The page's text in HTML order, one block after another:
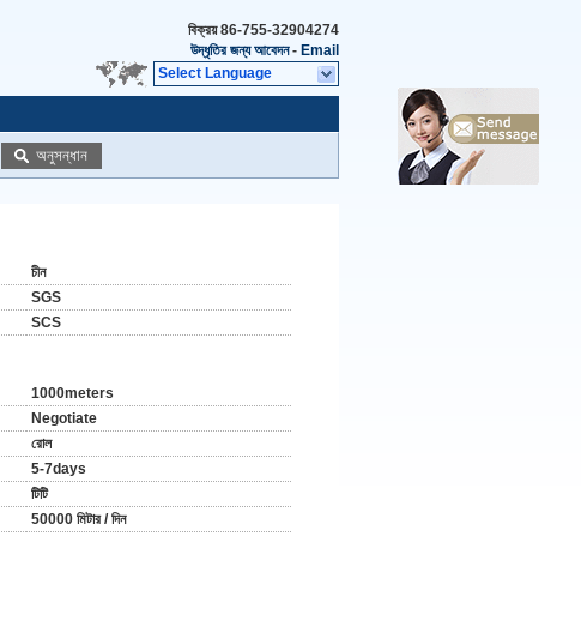
বিক্রয়86-755-32904274
উদ্ধৃতির জন্য আবেদন- Email
Select Language
অনুসন্ধান
চীন
SGS
SCS
1000meters
Negotiate
রোল
5-7days
টিটি
50000 মিটার / দিন